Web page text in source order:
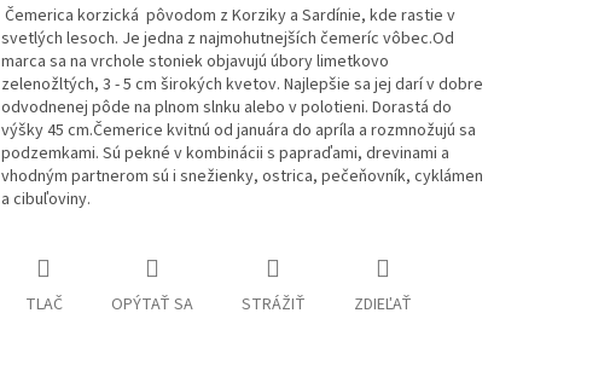
Čemerica korzická pôvodom z Korziky a Sardínie, kde rastie v
svetlých lesoch. Je jedna z najmohutnejších čemeríc vôbec.Od
marca sa na vrchole stoniek objavujú úbory limetkovo
zelenožltých, 3 - 5 cm širokých kvetov. Najlepšie sa jej darí v dobre
odvodnenej pôde na plnom slnku alebo v polotieni. Dorastá do
výšky 45 cm.Čemerice kvitnú od januára do apríla a rozmnožujú sa
podzemkami. Sú pekné v kombinácii s papraďami, drevinami a
vhodným partnerom sú i snežienky, ostrica, pečeňovník, cyklámen
a cibuľoviny.
TLAČ OPÝTAŤ SA STRÁŽIŤ ZDIEĽAŤ